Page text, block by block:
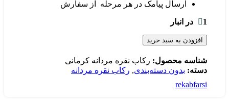
ارسال پیامک در هر مرحله از سفارش
1 در انبار
افزودن به سبد خرید
شناسه محصول: رکاب نقره مردانه کرمانی
دسته: بدون دسته‌بندی, رکاب نقره مردانه
rekabfarsi